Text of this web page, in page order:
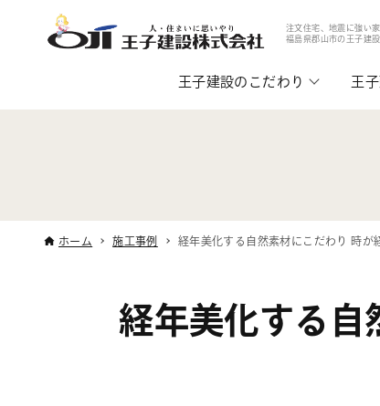
注文住宅、地震に強い
福島県郡山市の王子建設
王子建設のこだわり 王
ホーム 施工事例 経年美化する自然素材にこだわり 時が
経年美化する自